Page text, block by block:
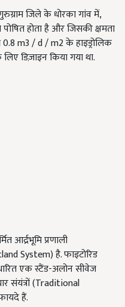
जिले के धोरका गांव में,
होता है और जिसकी क्षमता
0.8 m3 / d / m2 के हाइड्रोलिक
डिज़ाइन किया गया था.
आर्द्रभूमि प्रणाली
System) है. फाइटोरिड
एक स्टैंड-अलोन सीवेज
संयंत्रों (Traditional
हैं.